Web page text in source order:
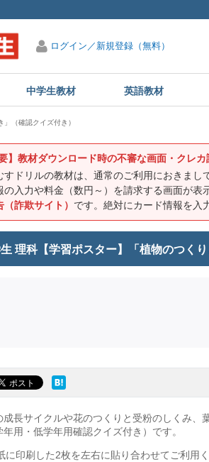
ログイン／新規登録（無料）
中学生教材 英語教材
（確認クイズ付き）
要】教材ダウンロード時の不審な画面・クレ
すドリルの教材は、通常のご利用におきまし
の入力や料金（数円～）を請求する画面が表
（詐欺サイト） です。絶対にカード情報を入
理科【学習ポスター】「植物のつく
成長サイクルや花のつくりと受粉のしくみ、
年用・低学年用確認クイズ付き）です。
に印刷した2枚を左右に貼り合わせてご利用く